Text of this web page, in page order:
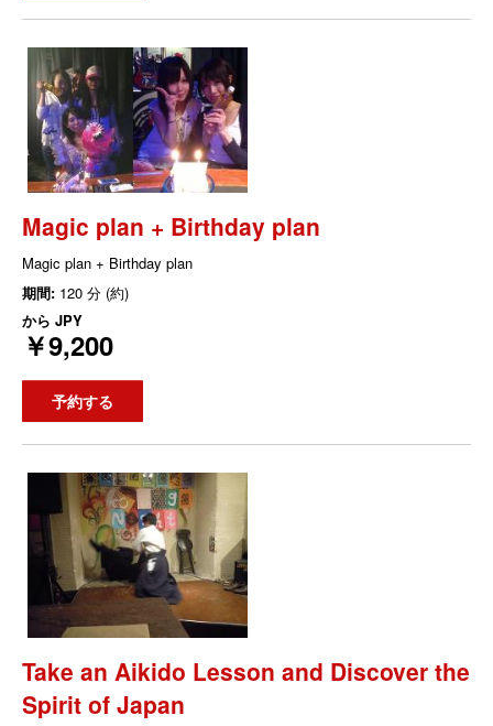
Magic plan + Birthday plan
Magic plan + Birthday plan
期間: 120 分 (約)
から JPY
￥9,200
予約する
Take an Aikido Lesson and Discover the
Spirit of Japan